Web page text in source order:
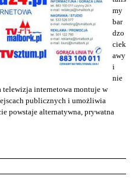
my
bar
dzo
ciek
awy
i
nie
telewizja internetowa montuje w
publicznych i umożliwia
powstaje alternatywna, prywatna